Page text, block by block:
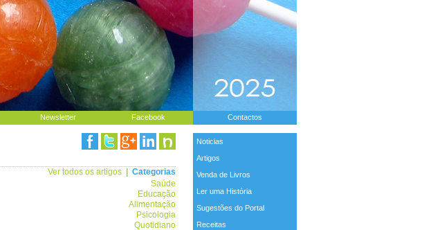
Newsletter Facebook Contactos
Noticias
Artigos
Venda de Livros
Ler uma História
Sugestões do Portal
Receitas
Ver todos os artigos | Categorias
Saúde
Educação
Alimentação
Psicologia
Quotidiano